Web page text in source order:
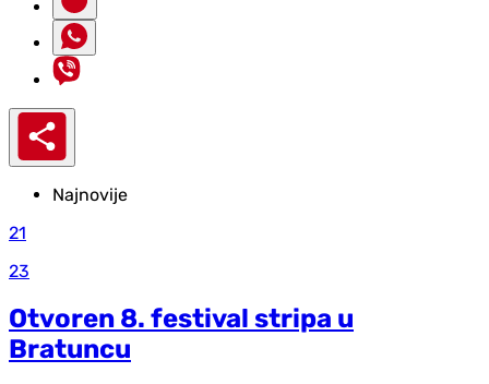
Najnovije
21
23
Otvoren 8. festival stripa u
Bratuncu